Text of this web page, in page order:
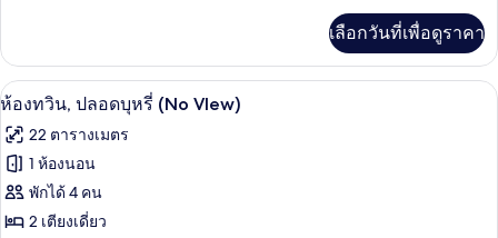
(No
Housekeeping,
For
1
Person)
เกี่ยว
กับ
ห้อง
ปลอด
บุหรี่
(No
Housekeeping,
For
เลือกวันที่เพื่อดูราคา
เปิด
ภาพถ่าย
ทั้งหมด
ของ
ห้อง
ผ้านวมขนเป็ด, ตู้นิรภัยในห้องพัก, โต๊ะ
8
ห้องทวิน, ปลอดบุหรี่ (No VIew)
22 ตารางเมตร
1 ห้องนอน
พักได้ 4 คน
2 เตียงเดี่ยว